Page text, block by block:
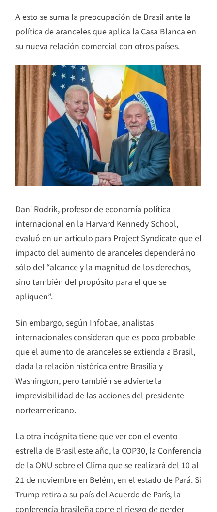
A esto se suma la preocupación de Brasil ante la
política de aranceles que aplica la Casa Blanca en
su nueva relación comercial con otros países.
Dani Rodrik, profesor de economía política
internacional en la Harvard Kennedy School,
evaluó en un artículo para Project Syndicate que el
impacto del aumento de aranceles dependerá no
sólo del “alcance y la magnitud de los derechos,
sino también del propósito para el que se
apliquen”.
Sin embargo, según Infobae, analistas
internacionales consideran que es poco probable
que el aumento de aranceles se extienda a Brasil,
dada la relación histórica entre Brasilia y
Washington, pero también se advierte la
imprevisibilidad de las acciones del presidente
norteamericano.
La otra incógnita tiene que ver con el evento
estrella de Brasil este año, la COP30, la Conferencia
de la ONU sobre el Clima que se realizará del 10 al
21 de noviembre en Belém, en el estado de Pará. Si
Trump retira a su país del Acuerdo de París, la
conferencia brasileña corre el riesgo de perder